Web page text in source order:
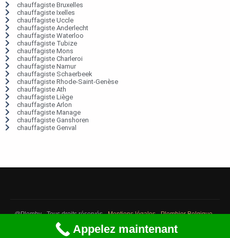
chauffagiste Bruxelles
chauffagiste Ixelles
chauffagiste Uccle
chauffagiste Anderlecht
chauffagiste Waterloo
chauffagiste Tubize
chauffagiste Mons
chauffagiste Charleroi
chauffagiste Namur
chauffagiste Schaerbeek
chauffagiste Rhode-Saint-Genèse
chauffagiste Ath
chauffagiste Liège
chauffagiste Arlon
chauffagiste Manage
chauffagiste Ganshoren
chauffagiste Genval
@Plomby - Tous droits réservés -Mentions légales-Plombier Belgique-
Débouchage Belgique
Appelez maintenant